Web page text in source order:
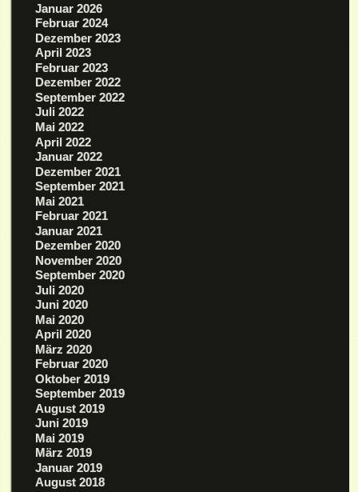
Januar 2026
Februar 2024
Dezember 2023
April 2023
Februar 2023
Dezember 2022
September 2022
Juli 2022
Mai 2022
April 2022
Januar 2022
Dezember 2021
September 2021
Mai 2021
Februar 2021
Januar 2021
Dezember 2020
November 2020
September 2020
Juli 2020
Juni 2020
Mai 2020
April 2020
März 2020
Februar 2020
Oktober 2019
September 2019
August 2019
Juni 2019
Mai 2019
März 2019
Januar 2019
August 2018